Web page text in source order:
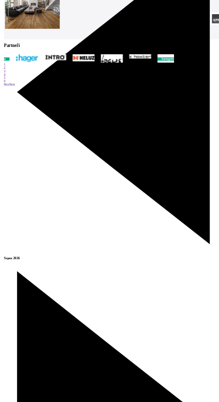
Srpen 2026
Partneři
1
2
3
4
5
6
PrevNext